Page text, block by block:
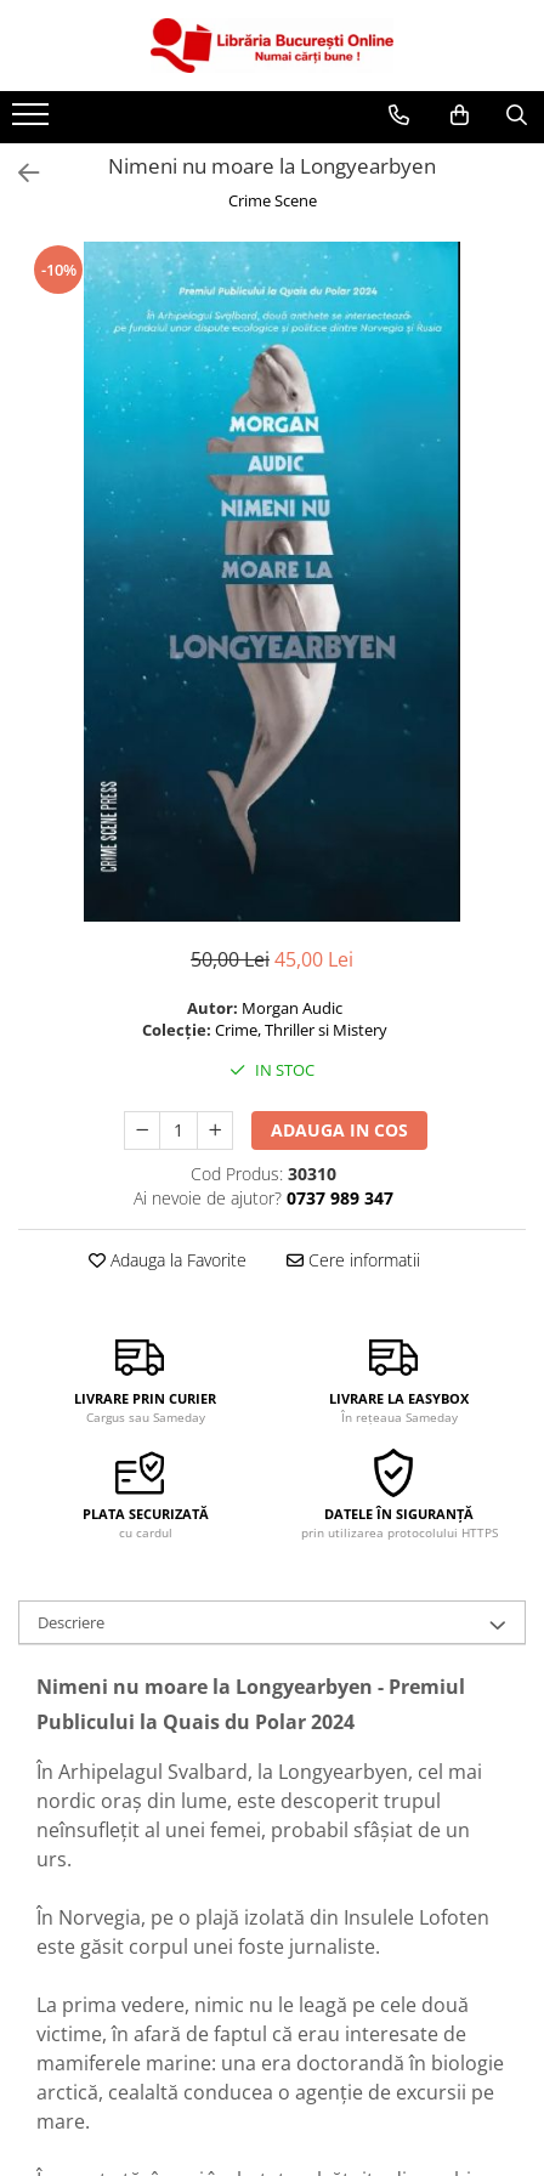
Artă și Enciclopedii
Beletristică
Cărți pentru copii
Cărți pentru tineri
Creșterea copilului
Dezvoltare Personală
Diete și Fitness
Familie și Cuplu
Istorie și Civilizații
Istorie și Conspirații
Manuale și Dicționare
Medicină și Sănătate
Practic. Casă și Grădina
Știință și Tehnologie
Științe Politice
Nimeni nu moare la Longyearbyen
Crime Scene
-10%
50,00 Lei45,00 Lei
Autor: Morgan Audic
Colecție: Crime, Thriller si Mistery
IN STOC
ADAUGA IN COS
Cod Produs: 30310
Ai nevoie de ajutor? 0737 989 347
Adauga la Favorite Cere informatii
LIVRARE PRIN CURIER
Cargus sau Sameday
LIVRARE LA EASYBOX
În rețeaua Sameday
PLATA SECURIZATĂ
cu cardul
DATELE ÎN SIGURANȚĂ
prin utilizarea protocolului HTTPS
Descriere
Nimeni nu moare la Longyearbyen - Premiul
Publicului la Quais du Polar 2024
În Arhipelagul Svalbard, la Longyearbyen, cel mai
nordic oraș din lume, este descoperit trupul
neînsuflețit al unei femei, probabil sfâșiat de un
urs.
În Norvegia, pe o plajă izolată din Insulele Lofoten
este găsit corpul unei foste jurnaliste.
La prima vedere, nimic nu le leagă pe cele două
victime, în afară de faptul că erau interesate de
mamiferele marine: una era doctorandă în biologie
arctică, cealaltă conducea o agenție de excursii pe
mare.